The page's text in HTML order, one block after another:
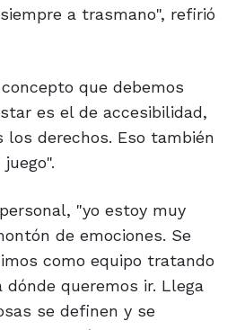
a trasmano", refirió
que debemos
es el de accesibilidad,
los derechos. Eso también
"yo estoy muy
de emociones. Se
como equipo tratando
queremos ir. Llega
se definen y se